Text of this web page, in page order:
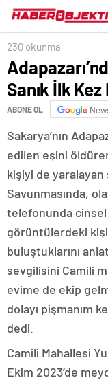
230 okunma
Sanık İlk Kez
ABONE OL
Sakarya’nın
edilen eşini
kişiyi de yaralayan
Savunmasında,
telefonunda
görüntülerdeki
buluştuklarını
sevgilisini Camili
evime de ekip
dolayı pişmanım
dedi.
Camili Mahallesi
Ekim 2023’de
kalktı